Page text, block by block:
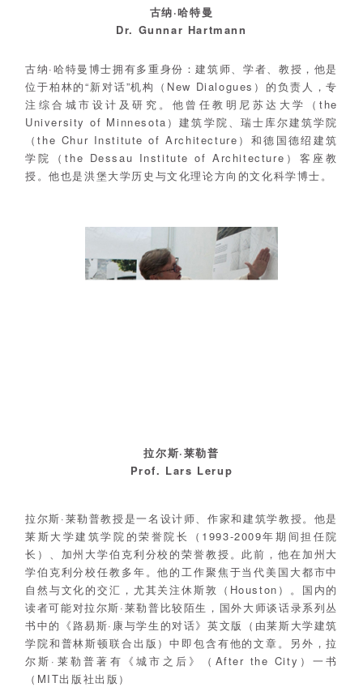
古纳·哈特曼
Dr. Gunnar Hartmann
古纳·哈特曼博士拥有多重身份：建筑师、学者、教授，他是
位于柏林的“新对话”机构（New Dialogues）的负责人，专
注综合城市设计及研究。他曾任教明尼苏达大学（the
University of Minnesota）建筑学院、瑞士库尔建筑学院
（the Chur Institute of Architecture）和德国德绍建筑
学院（the Dessau Institute of Architecture）客座教
授。他也是洪堡大学历史与文化理论方向的文化科学博士。
拉尔斯·莱勒普
Prof. Lars Lerup
拉尔斯·莱勒普教授是一名设计师、作家和建筑学教授。他是
莱斯大学建筑学院的荣誉院长（1993-2009年期间担任院
长）、加州大学伯克利分校的荣誉教授。此前，他在加州大
学伯克利分校任教多年。他的工作聚焦于当代美国大都市中
自然与文化的交汇，尤其关注休斯敦（Houston）。国内的
读者可能对拉尔斯·莱勒普比较陌生，国外大师谈话录系列丛
书中的《路易斯·康与学生的对话》英文版（由莱斯大学建筑
学院和普林斯顿联合出版）中即包含有他的文章。另外，拉
尔斯·莱勒普著有《城市之后》（After the City）一书
（MIT出版社出版）